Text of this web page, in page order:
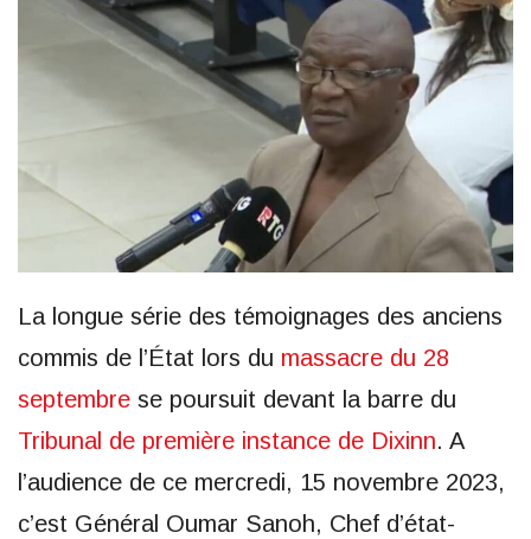
La longue série des témoignages des anciens
commis de l’État lors du massacre du 28
septembre se poursuit devant la barre du
Tribunal de première instance de Dixinn. A
l’audience de ce mercredi, 15 novembre 2023,
c’est Général Oumar Sanoh, Chef d’état-